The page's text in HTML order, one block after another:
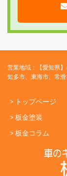
営業地域：【愛知県
知多市、東海市、常
> トップページ
> 板金塗装
> 板金コラム